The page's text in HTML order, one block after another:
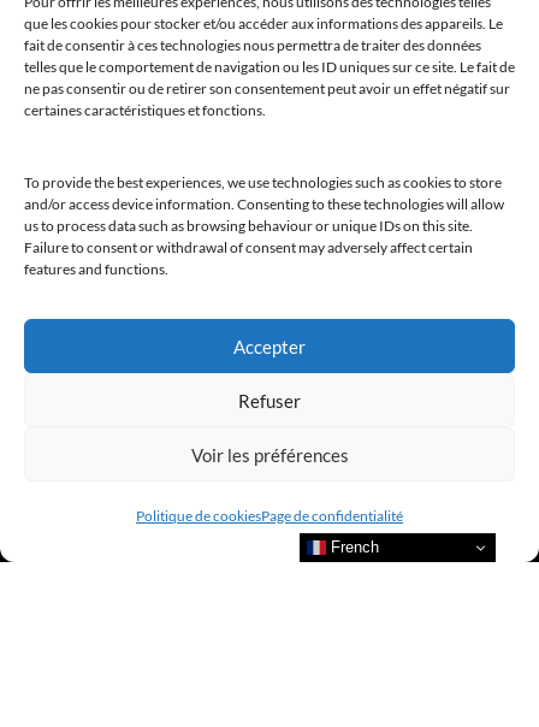
que les cookies pour stocker et/ou accéder aux informations des appareils. Le
fait de consentir à ces technologies nous permettra de traiter des données
telles que le comportement de navigation ou les ID uniques sur ce site. Le fait de
ne pas consentir ou de retirer son consentement peut avoir un effet négatif sur
certaines caractéristiques et fonctions.
To provide the best experiences, we use technologies such as cookies to store
and/or access device information. Consenting to these technologies will allow
us to process data such as browsing behaviour or unique IDs on this site.
Failure to consent or withdrawal of consent may adversely affect certain
features and functions.
Accepter
Refuser
Voir les préférences
Politique de cookiesPage de confidentialité
@clubamilcar
LUXURY SELECTIONS BY CLUB AMILCAR
French